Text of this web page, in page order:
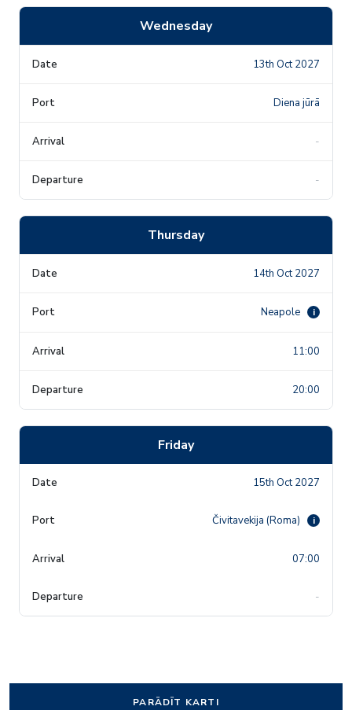
Wednesday
13th Oct 2027
Diena jūrā
-
-
Thursday
14th Oct 2027
Neapole i
11:00
20:00
Friday
15th Oct 2027
Čivitavekija (Roma) i
07:00
-
PARĀDĪT KARTI